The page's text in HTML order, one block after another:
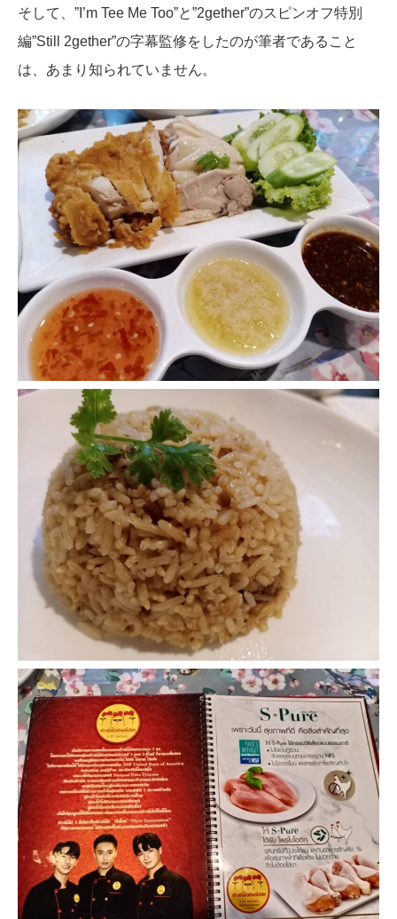
そして、”I’m Tee Me Too”と”2gether”のスピンオフ特別
編”Still 2gether”の字幕監修をしたのが筆者であること
は、あまり知られていません。